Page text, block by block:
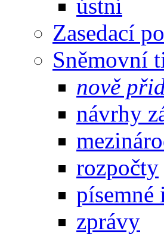
ústní
Zasedací
Sněmovní
nově
návrhy
rozpočty
písemné
zprávy